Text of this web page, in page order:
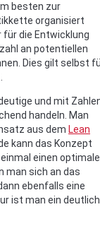
besten zur
organisiert
die Entwicklung
an potentiellen
Dies gilt selbst
und mit
handeln. Man
aus dem Lean
kann das Konzept
einen
man sich an das
ebenfalls eine
ist man ein deutlich